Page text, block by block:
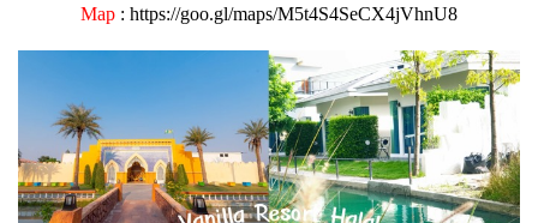
Map : https://goo.gl/maps/M5t4S4SeCX4jVhnU8